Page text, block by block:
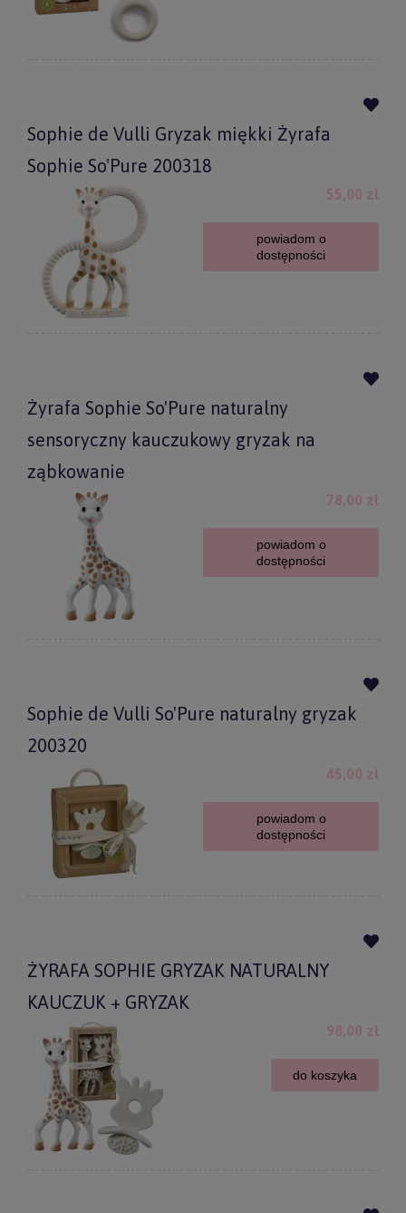
Sophie de Vulli Gryzak miękki Żyrafa
Sophie So'Pure 200318
55,00 zł
powiadom o
dostępności
Żyrafa Sophie So'Pure naturalny
sensoryczny kauczukowy gryzak na
ząbkowanie
78,00 zł
powiadom o
dostępności
Sophie de Vulli So'Pure naturalny gryzak
200320
45,00 zł
powiadom o
dostępności
ŻYRAFA SOPHIE GRYZAK NATURALNY
KAUCZUK + GRYZAK
98,00 zł
do koszyka